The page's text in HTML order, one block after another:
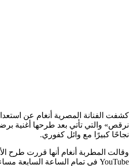
كشفت الفنانة المصرية أنغام عن
نرقص» والتي تأتي بعد طرحها أغنية
نجاحًا كبيرًا مع وائل كفوري.
وقالت المطربة أنغام أنها قررت طرح
YouTube في تمام الساعة السابعة مساء غدٍ الأربعاء.